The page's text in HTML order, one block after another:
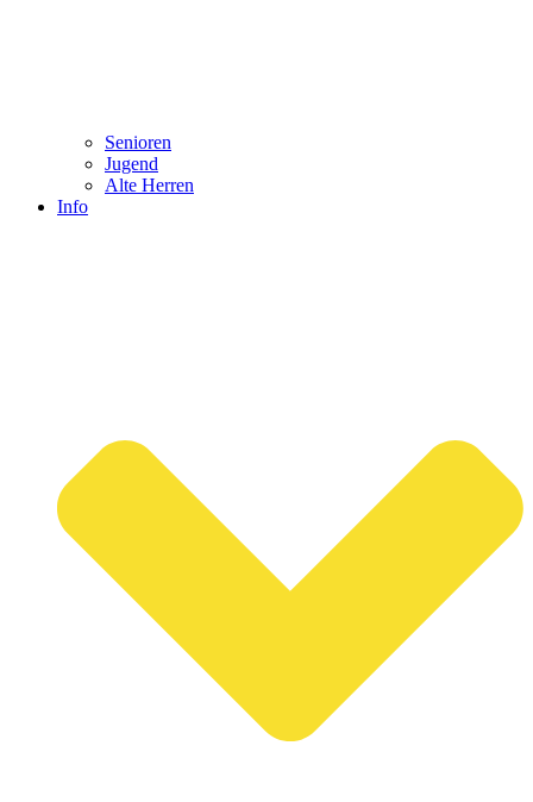
Senioren
Jugend
Alte Herren
Info